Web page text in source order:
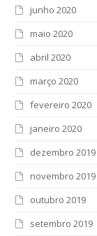
junho 2020
maio 2020
abril 2020
março 2020
fevereiro 2020
janeiro 2020
dezembro 2019
novembro 2019
outubro 2019
setembro 2019